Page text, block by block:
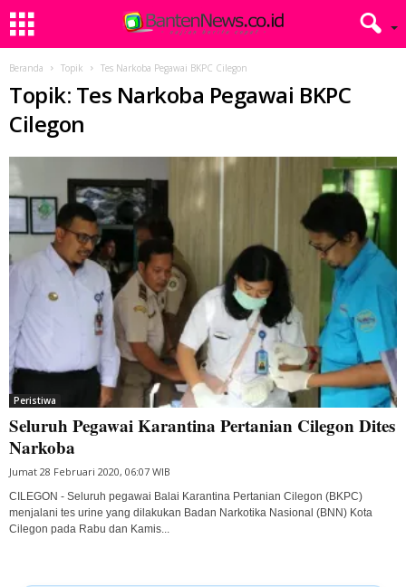
Beranda Topik Tes Narkoba Pegawai BKPC Cilegon
Topik: Tes Narkoba Pegawai BKPC
Cilegon
Peristiwa
Seluruh Pegawai Karantina Pertanian Cilegon Dites
Narkoba
Jumat 28 Februari 2020, 06:07 WIB
CILEGON - Seluruh pegawai Balai Karantina Pertanian Cilegon (BKPC)
menjalani tes urine yang dilakukan Badan Narkotika Nasional (BNN) Kota
Cilegon pada Rabu dan Kamis...